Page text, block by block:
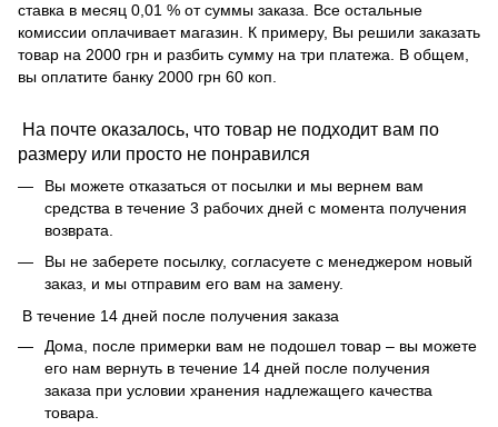
ставка в месяц 0,01 % от суммы заказа. Все остальные
комиссии оплачивает магазин. К примеру, Вы решили заказать
товар на 2000 грн и разбить сумму на три платежа. В общем,
вы оплатите банку 2000 грн 60 коп.
На почте оказалось, что товар не подходит вам по
размеру или просто не понравился
Вы можете отказаться от посылки и мы вернем вам
средства в течение 3 рабочих дней с момента получения
возврата.
Вы не заберете посылку, согласуете с менеджером новый
заказ, и мы отправим его вам на замену.
В течение 14 дней после получения заказа
Дома, после примерки вам не подошел товар – вы можете
его нам вернуть в течение 14 дней после получения
заказа при условии хранения надлежащего качества
товара.